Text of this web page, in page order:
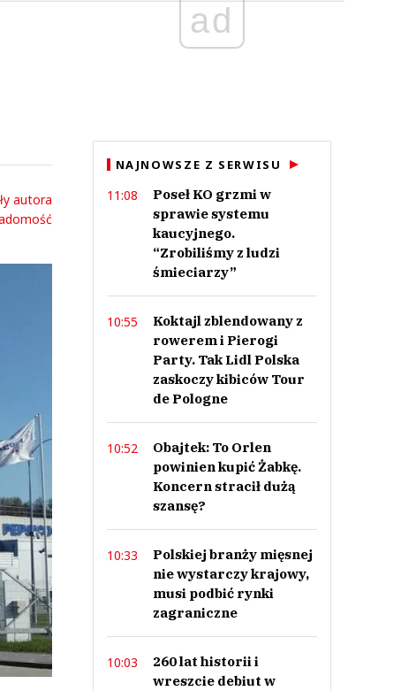
autora
ad
NAJNOWSZE Z SERWISU
11:08
Poseł KO grzmi w
sprawie systemu
kaucyjnego.
“Zrobiliśmy z ludzi
śmieciarzy”
10:55
Koktajl zblendowany z
rowerem i Pierogi
Party. Tak Lidl Polska
zaskoczy kibiców Tour
de Pologne
10:52
Obajtek: To Orlen
powinien kupić Żabkę.
Koncern stracił dużą
szansę?
10:33
Polskiej branży mięsnej
nie wystarczy krajowy,
musi podbić rynki
zagraniczne
10:03
260 lat historii i
wreszcie debiut w